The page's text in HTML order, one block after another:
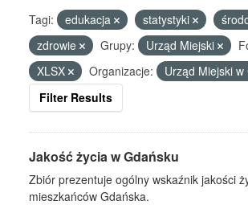
Tagi: edukacja statystyki
zdrowie
Grupy: Urząd Miejski
XLSX
Organizacje:
Urząd Miejski w
Filter Results
Jakość życia w Gdańsku
Zbiór prezentuje ogólny wskaźnik jakości
mieszkańców Gdańska.